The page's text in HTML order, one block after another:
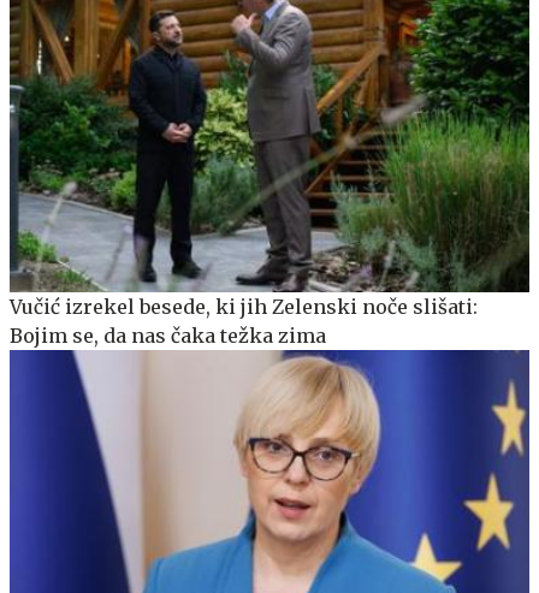
Vučić izrekel besede, ki jih Zelenski noče slišati:
Bojim se, da nas čaka težka zima